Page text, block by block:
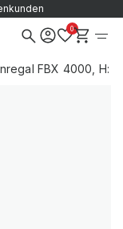
0
FBX 4000, H: